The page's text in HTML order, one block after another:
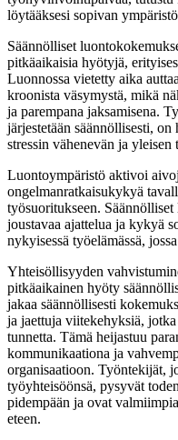
löytääksesi sopivan
Säännölliset
pitkäaikaisia hyötyjä,
Luonnossa vietetty aika
kroonista väsymystä, mikä
ja parempana jaksamisena.
järjestetään säännöllisesti,
stressin vähenevän ja
Luontoympäristö aktivoi
ongelmanratkaisukykyä
työsuoritukseen.
joustavaa ajattelua ja kykyä
nykyisessä työelämässä,
Yhteisöllisyyden
pitkäaikainen hyöty
jakaa säännöllisesti
ja jaettuja viitekehyksiä,
tunnetta. Tämä heijastuu
kommunikaationa ja
organisaatioon. Työntekijät,
työyhteisöönsä, pysyvät
pidempään ja ovat
eteen.